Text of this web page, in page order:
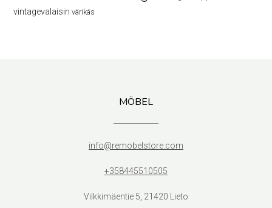
vintagevalaisin värikäs
MÖBEL
info@remobelstore.com
+358445510505
Vilkkimäentie 5, 21420 Lieto